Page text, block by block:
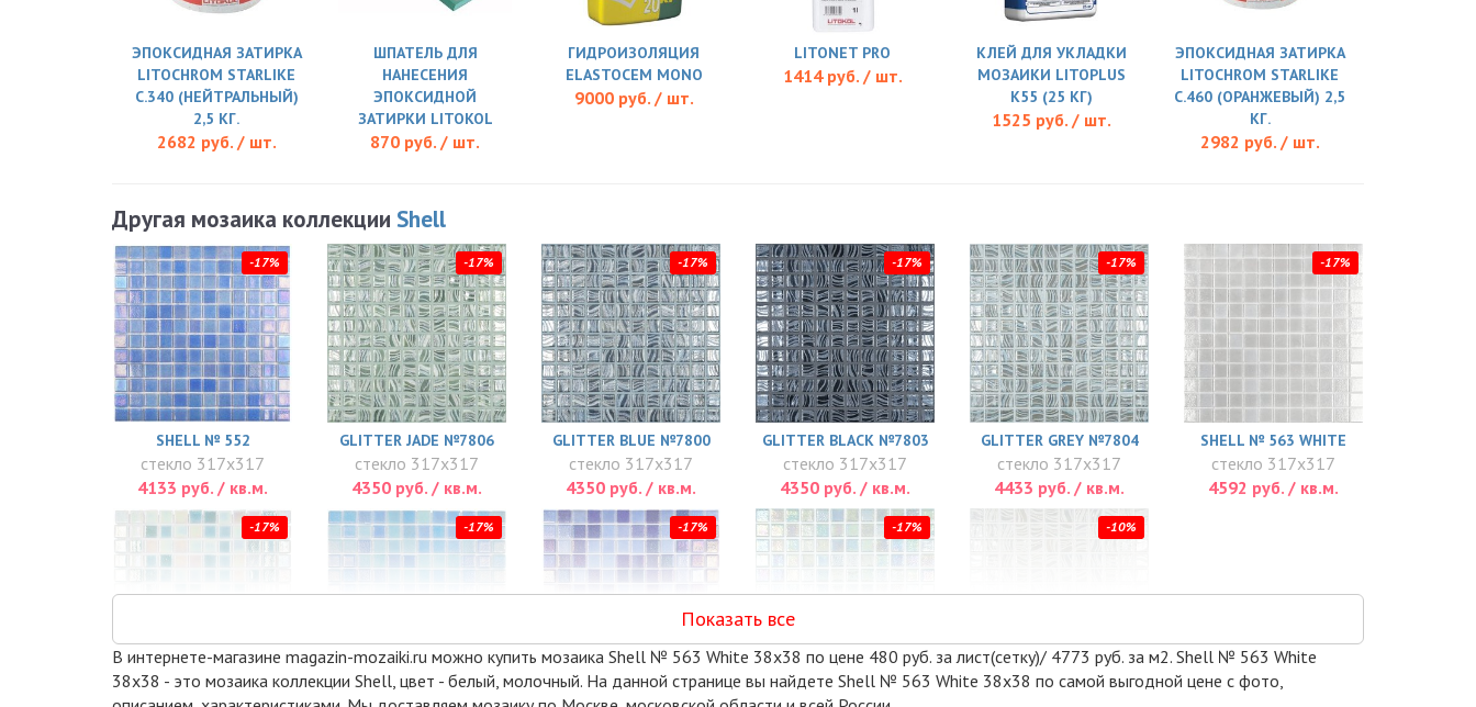
ЭПОКСИДНАЯ ЗАТИРКА
LITOCHROM STARLIKE
C.340 (НЕЙТРАЛЬНЫЙ)
2,5 КГ.
2682 руб. / шт.
ШПАТЕЛЬ ДЛЯ
НАНЕСЕНИЯ
ЭПОКСИДНОЙ
ЗАТИРКИ LITOKOL
870 руб. / шт.
ГИДРОИЗОЛЯЦИЯ
ELASTOCEM MONO
9000 руб. / шт.
LITONET PRO
1414 руб. / шт.
КЛЕЙ ДЛЯ УКЛАДКИ
МОЗАИКИ LITOPLUS
K55 (25 КГ)
1525 руб. / шт.
ЭПОКСИДНАЯ ЗАТИРКА
LITOCHROM STARLIKE
C.460 (ОРАНЖЕВЫЙ) 2,5
КГ.
2982 руб. / шт.
Другая мозаика коллекции Shell
-17%
SHELL № 552
стекло 317x317
4133 руб. / кв.м.
-17%
GLITTER JADE №7806
стекло 317x317
4350 руб. / кв.м.
-17%
GLITTER BLUE №7800
стекло 317x317
4350 руб. / кв.м.
-17%
GLITTER BLACK №7803
стекло 317x317
4350 руб. / кв.м.
-17%
GLITTER GREY №7804
стекло 317x317
4433 руб. / кв.м.
-17%
SHELL № 563 WHITE
стекло 317x317
4592 руб. / кв.м.
-17% -17% -17% -17% -10%
Показать все
В интернете-магазине magazin-mozaiki.ru можно купить мозаика Shell № 563 White 38x38 по цене 480 руб. за лист(сетку)/ 4773 руб. за м2. Shell № 563 White
38x38 - это мозаика коллекции Shell, цвет - белый, молочный. На данной странице вы найдете Shell № 563 White 38x38 по самой выгодной цене с фото,